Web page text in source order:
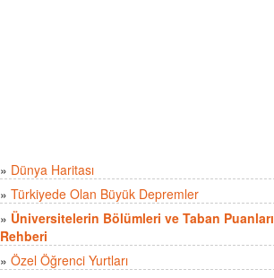
» Dünya Haritası
» Türkiyede Olan Büyük Depremler
» Üniversitelerin Bölümleri ve Taban Puanları
Rehberi
» Özel Öğrenci Yurtları